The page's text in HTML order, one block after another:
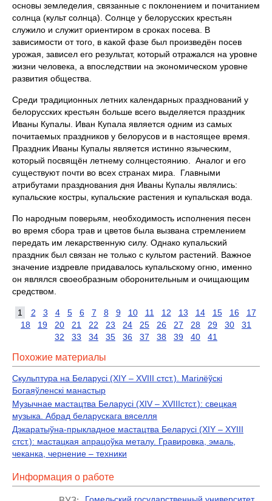
основы земледелия, связанные с поклонением и почитанием
солнца (культ солнца). Солнце у белорусских крестьян
служило и служит ориентиром в сроках посева. В
зависимости от того, в какой фазе был произведён посев
урожая, зависел его результат, который отражался на уровне
жизни человека, а впоследствии на экономическом уровне
развития общества.
Среди традиционных летних календарных празднований у
белорусских крестьян больше всего выделяется праздник
Иваны Купалы. Иван Купала является одним из самых
почитаемых праздников у белорусов и в настоящее время.
Праздник Иваны Купалы является истинно языческим,
который посвящён летнему солнцестоянию. Аналог и его
существуют почти во всех странах мира. Главными
атрибутами празднования дня Иваны Купалы являлись:
купальские костры, купальские растения и купальская вода.
По народным поверьям, необходимость исполнения песен
во время сбора трав и цветов была вызвана стремлением
передать им лекарственную силу. Однако купальский
праздник был связан не только с культом растений. Важное
значение издревле придавалось купальскому огню, именно
он являлся своеобразным оборонительным и очищающим
средством.
1 2 3 4 5 6 7 8 9 10 11 12 13 14 15 16
17
18
19 20 21 22 23 24 25 26 27 28 29 30
31
32
33 34 35 36 37 38 39 40 41
Похожие материалы
Скульптура на Беларусi (XIY – XVIII стст.). Магілёўскі
Богаяўленскі манастыр
Музычнае мастацтва Беларусi (XIV – XVIIIстст.): свецкая
музыка. Абрад беларускага вяселля
Дэкаратыўна-прыкладное мастацтва Беларусi (XIY – XYIII
стст.): мастацкая апрацоўка металу. Гравировка, эмаль,
чеканка, чернение – техники
Информация о работе